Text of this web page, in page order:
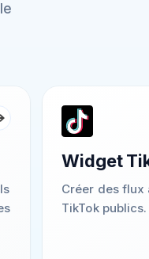
Widget
Créer des
TikTok publics.